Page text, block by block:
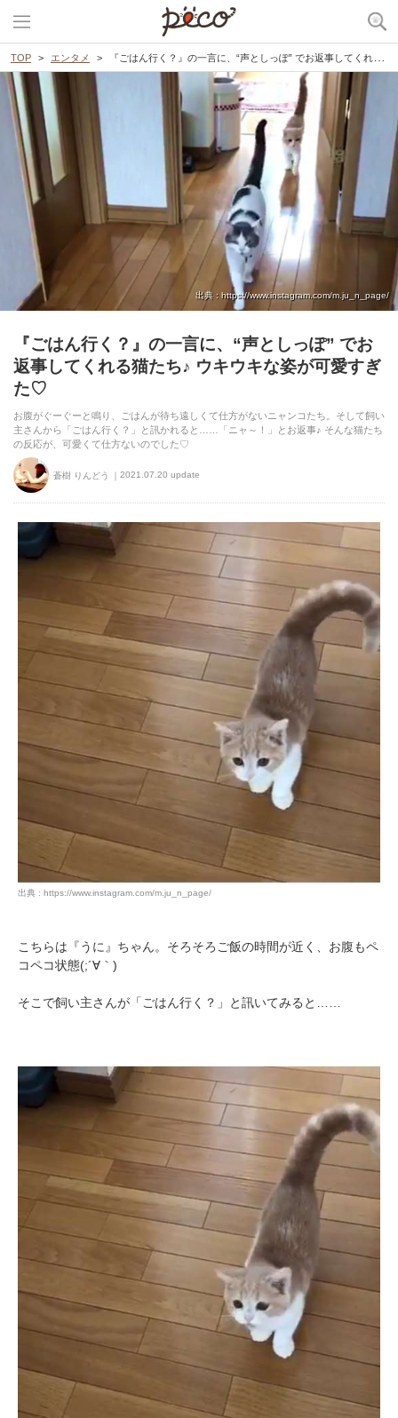
TOP エンタメ 『ごはん行く？』の一言に、“声としっぽ” でお返事してくれる猫たち♪ ウキウキな姿が可愛すぎた♡
出典 : https://www.instagram.com/m.ju_n_page/
『ごはん行く？』の一言に、“声としっぽ” でお
返事してくれる猫たち♪ ウキウキな姿が可愛すぎ
た♡
お腹がぐーぐーと鳴り、ごはんが待ち遠しくて仕方がないニャンコたち。そして飼い
主さんから「ごはん行く？」と訊かれると……「ニャ～！」とお返事♪ そんな猫たち
の反応が、可愛くて仕方ないのでした♡
蒼樹 りんどう 2021.07.20 update
出典 : https://www.instagram.com/m.ju_n_page/
こちらは『うに』ちゃん。そろそろご飯の時間が近く、お腹もペ
コペコ状態(;´∀｀)
そこで飼い主さんが「ごはん行く？」と訊いてみると……